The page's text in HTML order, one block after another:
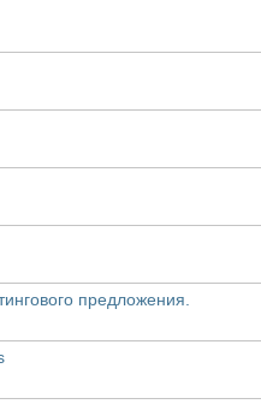
предложения.